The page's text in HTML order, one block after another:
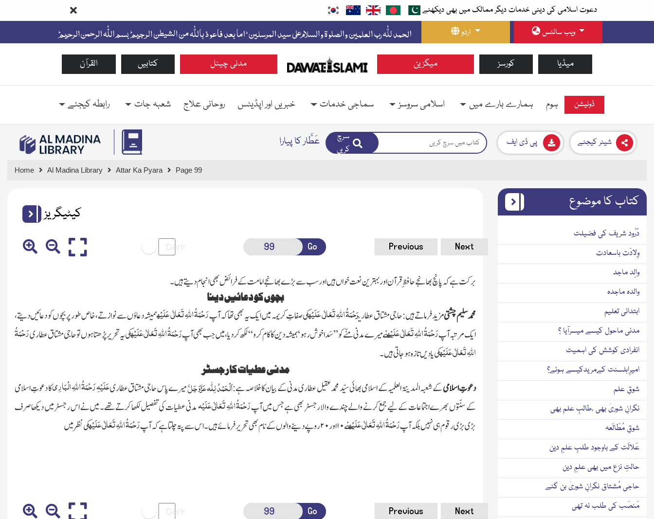
دعوت اسلامی کی دینی خدمات دیگر ممالک میں بھی دیکھئے
اردو
ویب سائٹس
القرآن کتابیں مدنی چینل میگزین کورسز میڈیا
ہوم ہمارے بارے میں اسلامی سروسز سماجی خدمات خبریں اور اپڈیٹس روحانی علاج شعبہ جات رابطہ کیجئے ڈونیشن
عَطَّار کا پیارا
سرچ
کریں
پی ڈی ایف شیئر کیجئے
Home Al Madina Library Attar Ka Pyara Page 99
کیٹیگریز
Go Previous Next
برکت ہے کہ پانچ بھانجے حافظِ قرآن اور بہترین نعت خواں ہیں اور سب سے بڑے بھانجے امامت کے فرائض بھی انجا م دیتے ہیں۔
بچوں کو دعائیں دینا
محمد سلیم چشتیمزیدفرماتے ہیں:حاجی مشتاق عطاریرَحْمَۃُ اللہِ تَعَالٰی عَلَیْہکی صفاتِ کریمہ میں ایک یہ بھی تھا کہ آپرَحْمَۃُ اللہِ تَعَالٰی عَلَیْہہمیشہ دعاؤں سے نوازتے، خاص طور پر بچوں کو دعائیں دیتے،
ایک مرتبہ آپرَحْمَۃُ اللہِ تَعَالٰی عَلَیْہنے میرے مدنی منّے کو ’’سَدا خوش رہو‘ ہمیشہ دین کا کام کرو“ لکھ کردیا، میں جب بھی آپرَحْمَۃُ اللہِ تَعَالٰی عَلَیْہکی یہ تحریر پڑھتا ہوں تو حاجی مشتاق عطاریرَحْمَۃُ
اللہِ تَعَالٰی عَلَیْہکی یادیں تازہ ہوجاتی ہیں۔
مدنی عطیات کا رجسٹر
دعوتِ اسلامیکے شعبہ المدینۃ العلمیہ کے اسلامی بھائی سیّد محمد عقیل عطاری مدنی کے بیان کا خلاصہ ہے:اَلْحَمْدُ لِلّٰہ عَزَّوَجَلَّمیرے پاس حاجی مشتاق عطاریعَلَیْہِ رَحْمَۃُ اللہِ الْبَارِیکا دعوتِ اسلامی
کے سنّتوں بھرے اجتماعات کے لیے جمع کرنے والے چندے والا رجسٹر بھی ہے جس میں آپرَحْمَۃُ اللہِ تَعَالٰی عَلَیْہمدنی عطیات کی تفصیل لکھا کرتے تھے۔ میں نے اس رجسٹر میں دیکھاصرف
بڑی بڑی رقوم ہی نہیں بلکہ آپرَحْمَۃُ اللہِ تَعَالٰی عَلَیْہنے۱۰اور۲۰روپے دینے والوں کے نام بھی تحریر فرمائے ہیں۔ اس سے پتہ چلتا ہے کہ آپرَحْمَۃُ اللہِ تَعَالٰی عَلَیْہکی نظر میں
Go Previous Next
کتاب کا موضوع
دُرُود شریف کی فضیلت
وِلادَت باسعادت
والِد ماجد
والدہ ماجدہ
ابتدائی تعلیم
مدنی ماحول کیسے میسرآیا ؟
انفرادی کوشش کی اہمیت
امیرِاہلسنت کےمریدکیسے ہوئے؟
شوقِ علم
نگرانِ شوریٰ بھی ،طالبِ علم بھی
شوقِ مُطَالَعہ
عَلالَت کے باوجود طلبِ علمِ دین
حالتِ نزع میں بھی علمِ دین
حاجی مُشتاق نگرانِ شوریٰ بن گئے
مَنصَب کی طلب نہ تھی